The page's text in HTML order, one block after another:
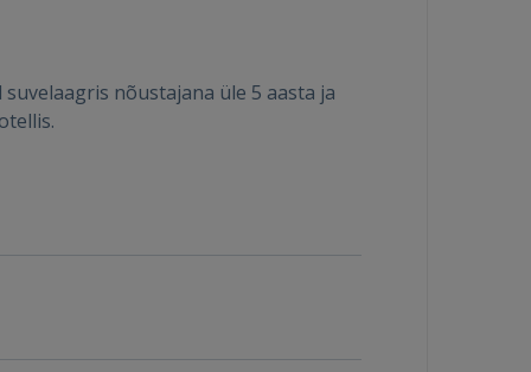
nõustajana üle 5 aasta ja